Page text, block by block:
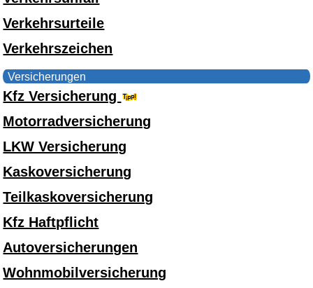
Verkehrsurteile
Verkehrszeichen
Versicherungen
Kfz Versicherung
Motorradversicherung
LKW Versicherung
Kaskoversicherung
Teilkaskoversicherung
Kfz Haftpflicht
Autoversicherungen
Wohnmobilversicherung